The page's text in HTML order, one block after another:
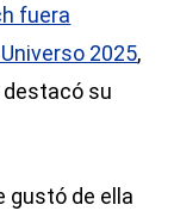
fuera
2025,
su
gustó de ella